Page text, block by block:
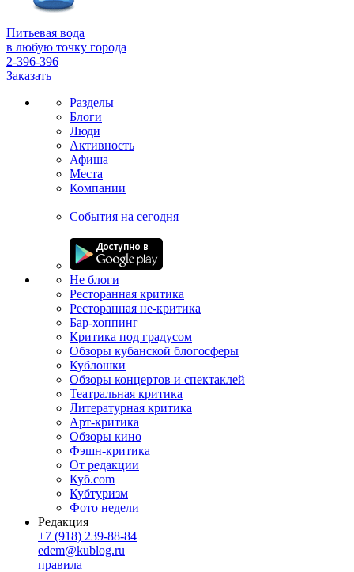
Питьевая вода
в любую точку города
2-396-396
Заказать
Разделы
Блоги
Люди
Активность
Афиша
Места
Компании
События на сегодня
Не блоги
Ресторанная критика
Ресторанная не-критика
Бар-хоппинг
Критика под градусом
Обзоры кубанской блогосферы
Кублошки
Обзоры концертов и спектаклей
Театральная критика
Литературная критика
Арт-критика
Обзоры кино
Фэшн-критика
От редакции
Куб.com
Кубтуризм
Фото недели
Редакция
+7 (918) 239-88-84
edem@kublog.ru
правила